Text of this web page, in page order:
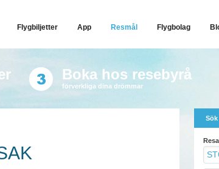
Flygbiljetter App Resmål Flygbolag
Boka hos resebyrå
förverkliga dina drömmar